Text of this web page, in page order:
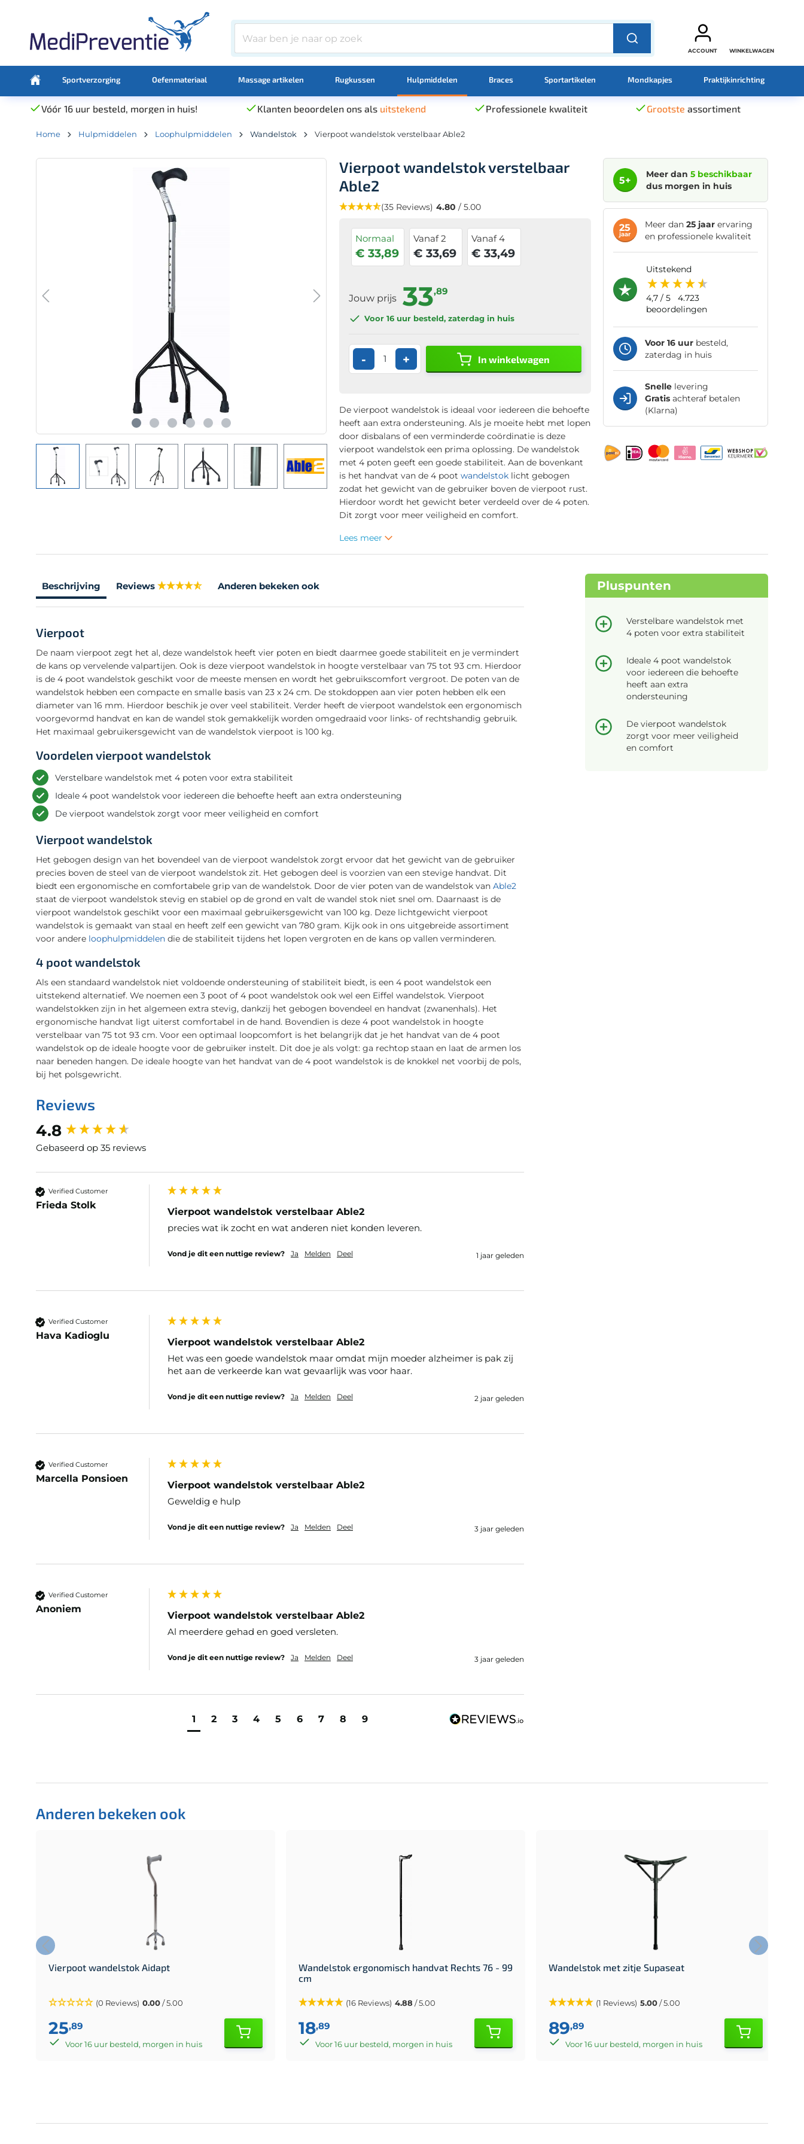
ACCOUNT WINKELWAGEN
Sportverzorging Oefenmateriaal Massage artikelen Rugkussen Hulpmiddelen Braces Sportartikelen Mondkapjes Praktijkinrichting
Vóór 16 uur besteld, morgen in huis! Klanten beoordelen ons als uitstekend Professionele kwaliteit Grootste assortiment
Home Hulpmiddelen Loophulpmiddelen Wandelstok Vierpoot wandelstok verstelbaar Able2
Vierpoot wandelstok verstelbaar
Able2
(35 Reviews) 4.80 / 5.00
Normaal
€ 33,89
Vanaf 2
€ 33,69
Vanaf 4
€ 33,49
Jouw prijs 33,89
Voor 16 uurbesteld, zaterdag in huis
- + In winkelwagen
De vierpoot wandelstok is ideaal voor iedereen die behoefte
heeft aan extra ondersteuning. Als je moeite hebt met lopen
door disbalans of een verminderde coördinatie is deze
vierpoot wandelstok een prima oplossing. De wandelstok
met 4 poten geeft een goede stabiliteit. Aan de bovenkant
is het handvat van de 4 poot wandelstoklicht gebogen
zodat het gewicht van de gebruiker boven de vierpoot rust.
Hierdoor wordt het gewicht beter verdeeld over de 4 poten.
Dit zorgt voor meer veiligheid en comfort.
Lees meer
5+
Meer dan 5 beschikbaar
dus morgen in huis
25
jaar
Meer dan 25 jaarervaring
en professionele kwaliteit
uitstekend
4,7/ 5
4.723
beoordelingen
Voor 16 uurbesteld,
zaterdag in huis
Snellelevering
Gratisachteraf betalen
(Klarna)
Beschrijving Reviews Anderen bekeken ook
Vierpoot
De naam vierpoot zegt het al, deze wandelstok heeft vier poten en biedt daarmee goede stabiliteit en je vermindert
de kans op vervelende valpartijen. Ook is deze vierpoot wandelstok in hoogte verstelbaar van 75 tot 93 cm. Hierdoor
is de 4 poot wandelstok geschikt voor de meeste mensen en wordt het gebruikscomfort vergroot. De poten van de
wandelstok hebben een compacte en smalle basis van 23 x 24 cm. De stokdoppen aan vier poten hebben elk een
diameter van 16 mm. Hierdoor beschik je over veel stabiliteit. Verder heeft de vierpoot wandelstok een ergonomisch
voorgevormd handvat en kan de wandel stok gemakkelijk worden omgedraaid voor links- of rechtshandig gebruik.
Het maximaal gebruikersgewicht van de wandelstok vierpoot is 100 kg.
Voordelen vierpoot wandelstok
Verstelbare wandelstok met 4 poten voor extra stabiliteit
Ideale 4 poot wandelstok voor iedereen die behoefte heeft aan extra ondersteuning
De vierpoot wandelstok zorgt voor meer veiligheid en comfort
Vierpoot wandelstok
Het gebogen design van het bovendeel van de vierpoot wandelstok zorgt ervoor dat het gewicht van de gebruiker
precies boven de steel van de vierpoot wandelstok zit. Het gebogen deel is voorzien van een stevige handvat. Dit
biedt een ergonomische en comfortabele grip van de wandelstok. Door de vier poten van de wandelstok van Able2
staat de vierpoot wandelstok stevig en stabiel op de grond en valt de wandel stok niet snel om. Daarnaast is de
vierpoot wandelstok geschikt voor een maximaal gebruikersgewicht van 100 kg. Deze lichtgewicht vierpoot
wandelstok is gemaakt van staal en heeft zelf een gewicht van 780 gram. Kijk ook in ons uitgebreide assortiment
voor andere loophulpmiddelen die de stabiliteit tijdens het lopen vergroten en de kans op vallen verminderen.
4 poot wandelstok
Als een standaard wandelstok niet voldoende ondersteuning of stabiliteit biedt, is een 4 poot wandelstok een
uitstekend alternatief. We noemen een 3 poot of 4 poot wandelstok ook wel een Eiffel wandelstok. Vierpoot
wandelstokken zijn in het algemeen extra stevig, dankzij het gebogen bovendeel en handvat (zwanenhals). Het
ergonomische handvat ligt uiterst comfortabel in de hand. Bovendien is deze 4 poot wandelstok in hoogte
verstelbaar van 75 tot 93 cm. Voor een optimaal loopcomfort is het belangrijk dat je het handvat van de 4 poot
wandelstok op de ideale hoogte voor de gebruiker instelt. Dit doe je als volgt: ga rechtop staan en laat de armen los
naar beneden hangen. De ideale hoogte van het handvat van de 4 poot wandelstok is de knokkel net voorbij de pols,
bij het polsgewricht.
Reviews
4.8
Gebaseerd op 35 reviews
Verified Customer
Frieda Stolk
Vierpoot wandelstok verstelbaar Able2
precies wat ik zocht en wat anderen niet konden leveren.
Vond je dit een nuttige review? Ja Melden Deel 1 jaar geleden
Verified Customer
Hava Kadioglu
Vierpoot wandelstok verstelbaar Able2
Het was een goede wandelstok maar omdat mijn moeder alzheimer is pak zij
het aan de verkeerde kan wat gevaarlijk was voor haar.
Vond je dit een nuttige review? Ja Melden Deel 2 jaar geleden
Verified Customer
Marcella Ponsioen
Vierpoot wandelstok verstelbaar Able2
Geweldig e hulp
Vond je dit een nuttige review? Ja Melden Deel 3 jaar geleden
Verified Customer
Anoniem
Vierpoot wandelstok verstelbaar Able2
Al meerdere gehad en goed versleten.
Vond je dit een nuttige review? Ja Melden Deel 3 jaar geleden
1 2 3 4 5 6 7 8 9
New content loaded
Pluspunten
Verstelbare wandelstok met
4 poten voor extra stabiliteit
Ideale 4 poot wandelstok
voor iedereen die behoefte
heeft aan extra
ondersteuning
De vierpoot wandelstok
zorgt voor meer veiligheid
en comfort
Anderen bekeken ook
Vierpoot wandelstok Aidapt
(0 Reviews) 0.00/ 5.00
25,89
Voor 16 uur besteld, morgen in huis
Wandelstok ergonomisch handvat Rechts 76 - 99
cm
(16 Reviews) 4.88 / 5.00
18,89
Voor 16 uur besteld, morgen in huis
Wandelstok met zitje Supaseat
(1 Reviews) 5.00/ 5.00
89,89
Voor 16 uur besteld, morgen in huis